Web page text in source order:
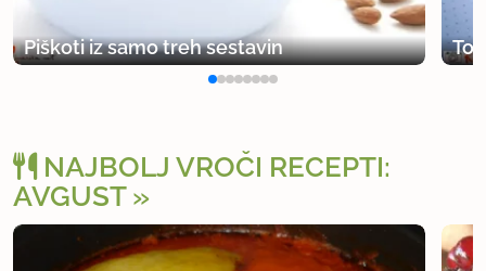
Piškoti iz samo treh sestavin
NAJBOLJ VROČI RECEPTI:
AVGUST